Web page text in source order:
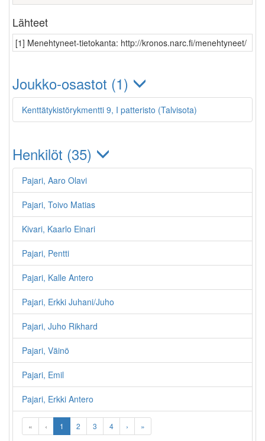
Lähteet
[1] Menehtyneet-tietokanta: http://kronos.narc.fi/menehtyneet/
Joukko-osastot (1)
Kenttätykistörykmentti 9, I patteristo (Talvisota)
Henkilöt (35)
Pajari, Aaro Olavi
Pajari, Toivo Matias
Kivari, Kaarlo Einari
Pajari, Pentti
Pajari, Kalle Antero
Pajari, Erkki Juhani/Juho
Pajari, Juho Rikhard
Pajari, Väinö
Pajari, Emil
Pajari, Erkki Antero
« ‹ 1 2 3 4 › »